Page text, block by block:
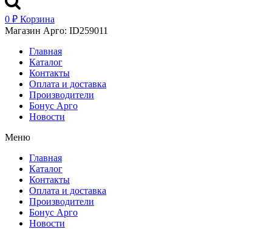
0 ₽ Корзина
Магазин Арго: ID259011
Главная
Каталог
Контакты
Оплата и доставка
Производители
Бонус Арго
Новости
Меню
Главная
Каталог
Контакты
Оплата и доставка
Производители
Бонус Арго
Новости